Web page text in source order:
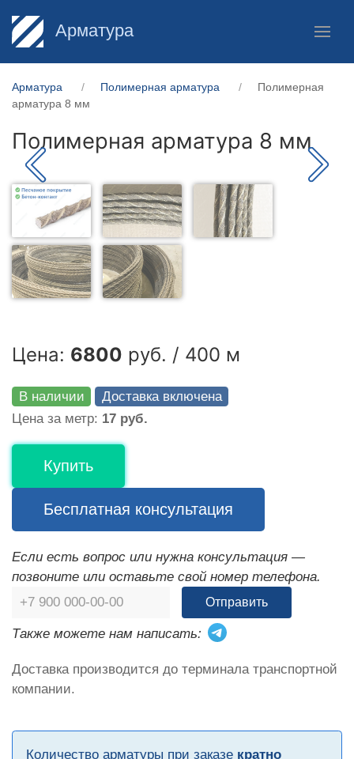
Арматура
Арматура Полимерная арматура
Полимерная
арматура 8 мм
Полимерная арматура 8 мм
Цена: 6800 руб. / 400 м
В наличии
Доставка включена
Цена за метр: 17 руб.
Купить
Бесплатная консультация
Если есть вопрос или нужна консультация —
позвоните или оставьте свой номер телефона.
Отправить
Также можете нам написать:
Доставка производится до терминала транспортной
компании.
Количество арматуры при заказе кратно